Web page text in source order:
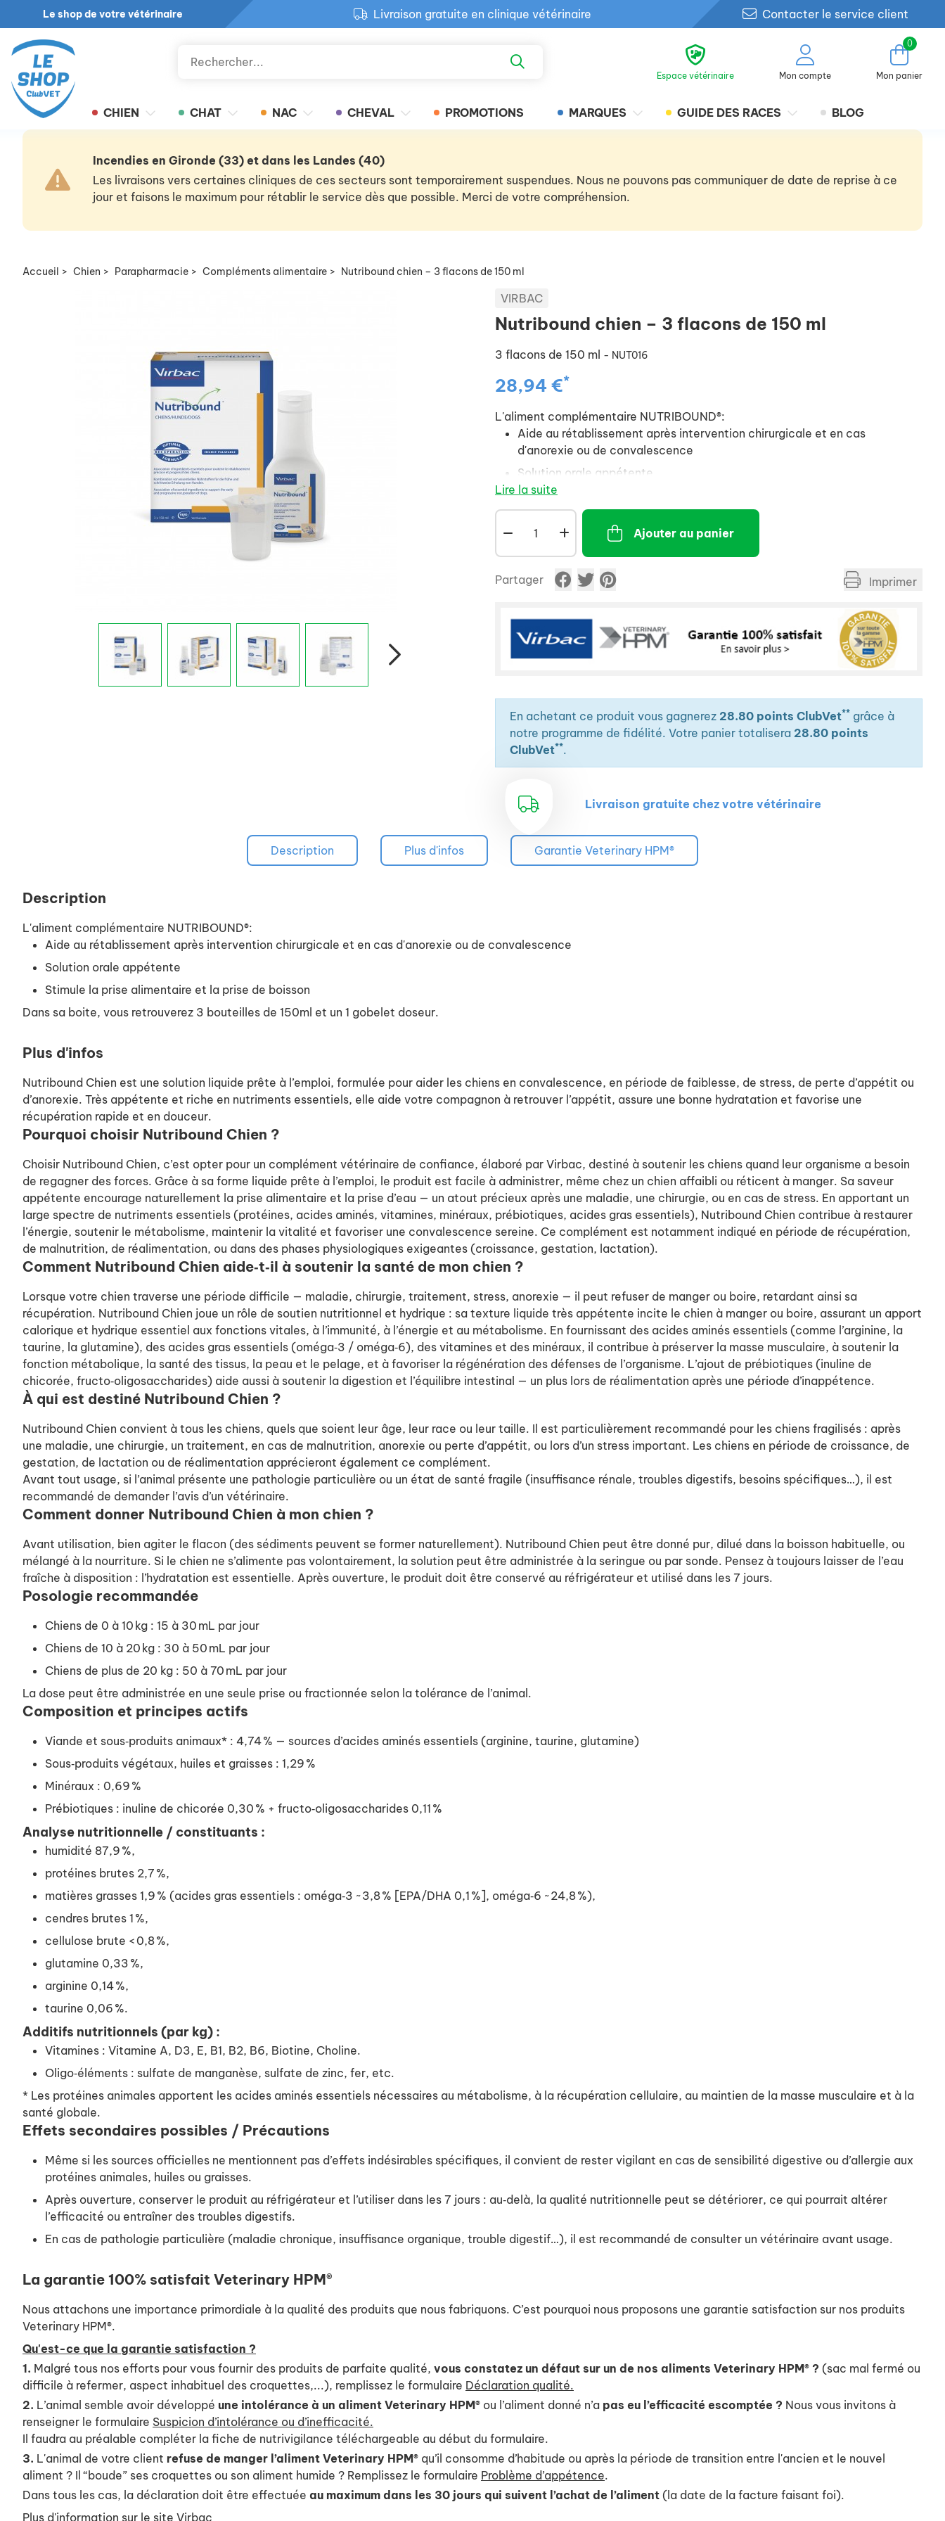
Le shop de votre vétérinaire
Livraison gratuite en clinique vétérinaire
Retour produit gratuit en clinique
Contacter le service client
Espace vétérinaire Mon compte
0
Mon panier
CHIEN CHAT NAC CHEVAL PROMOTIONS MARQUES GUIDE DES RACES BLOG
Incendies en Gironde (33) et dans les Landes (40)
Les livraisons vers certaines cliniques de ces secteurs sont temporairement suspendues. Nous ne pouvons pas communiquer de date de reprise à ce
jour et faisons le maximum pour rétablir le service dès que possible. Merci de votre compréhension.
Accueil > Chien > Parapharmacie > Compléments alimentaire > Nutribound chien – 3 flacons de 150 ml
VIRBAC
Nutribound chien – 3 flacons de 150 ml
3 flacons de 150 ml - NUT016
28,94 €*
L'aliment complémentaire NUTRIBOUND®:
Aide au rétablissement après intervention chirurgicale et en cas
d'anorexie ou de convalescence
Solution orale appétente
Stimule la prise alimentaire et la prise de boisson
Dans sa boite, vous retrouverez 3 bouteilles de 150ml et un 1 gobelet doseur.
Lire la suite
Ajouter au panier
Partager Imprimer
En achetant ce produit vous gagnerez 28.80 points ClubVet** grâce à
notre programme de fidélité. Votre panier totalisera 28.80 points
ClubVet**.
Livraison gratuite chez votre vétérinaire
Description Plus d'infos Garantie Veterinary HPM®
Description
L'aliment complémentaire NUTRIBOUND®:
Aide au rétablissement après intervention chirurgicale et en cas d'anorexie ou de convalescence
Solution orale appétente
Stimule la prise alimentaire et la prise de boisson
Dans sa boite, vous retrouverez 3 bouteilles de 150ml et un 1 gobelet doseur.
Plus d'infos
Nutribound Chien est une solution liquide prête à l’emploi, formulée pour aider les chiens en convalescence, en période de faiblesse, de stress, de perte d’appétit ou
d’anorexie. Très appétente et riche en nutriments essentiels, elle aide votre compagnon à retrouver l’appétit, assure une bonne hydratation et favorise une
récupération rapide et en douceur.
Pourquoi choisir Nutribound Chien ?
Choisir Nutribound Chien, c’est opter pour un complément vétérinaire de confiance, élaboré par Virbac, destiné à soutenir les chiens quand leur organisme a besoin
de regagner des forces. Grâce à sa forme liquide prête à l’emploi, le produit est facile à administrer, même chez un chien affaibli ou réticent à manger. Sa saveur
appétente encourage naturellement la prise alimentaire et la prise d’eau — un atout précieux après une maladie, une chirurgie, ou en cas de stress. En apportant un
large spectre de nutriments essentiels (protéines, acides aminés, vitamines, minéraux, prébiotiques, acides gras essentiels), Nutribound Chien contribue à restaurer
l’énergie, soutenir le métabolisme, maintenir la vitalité et favoriser une convalescence sereine. Ce complément est notamment indiqué en période de récupération,
de malnutrition, de réalimentation, ou dans des phases physiologiques exigeantes (croissance, gestation, lactation).
Comment Nutribound Chien aide‑t‑il à soutenir la santé de mon chien ?
Lorsque votre chien traverse une période difficile — maladie, chirurgie, traitement, stress, anorexie — il peut refuser de manger ou boire, retardant ainsi sa
récupération. Nutribound Chien joue un rôle de soutien nutritionnel et hydrique : sa texture liquide très appétente incite le chien à manger ou boire, assurant un apport
calorique et hydrique essentiel aux fonctions vitales, à l’immunité, à l’énergie et au métabolisme. En fournissant des acides aminés essentiels (comme l’arginine, la
taurine, la glutamine), des acides gras essentiels (oméga‑3 / oméga‑6), des vitamines et des minéraux, il contribue à préserver la masse musculaire, à soutenir la
fonction métabolique, la santé des tissus, la peau et le pelage, et à favoriser la régénération des défenses de l’organisme. L’ajout de prébiotiques (inuline de
chicorée, fructo‑oligosaccharides) aide aussi à soutenir la digestion et l’équilibre intestinal — un plus lors de réalimentation après une période d’inappétence.
À qui est destiné Nutribound Chien ?
Nutribound Chien convient à tous les chiens, quels que soient leur âge, leur race ou leur taille. Il est particulièrement recommandé pour les chiens fragilisés : après
une maladie, une chirurgie, un traitement, en cas de malnutrition, anorexie ou perte d’appétit, ou lors d’un stress important. Les chiens en période de croissance, de
gestation, de lactation ou de réalimentation apprécieront également ce complément.
Avant tout usage, si l’animal présente une pathologie particulière ou un état de santé fragile (insuffisance rénale, troubles digestifs, besoins spécifiques…), il est
recommandé de demander l’avis d’un vétérinaire.
Comment donner Nutribound Chien à mon chien ?
Avant utilisation, bien agiter le flacon (des sédiments peuvent se former naturellement). Nutribound Chien peut être donné pur, dilué dans la boisson habituelle, ou
mélangé à la nourriture. Si le chien ne s’alimente pas volontairement, la solution peut être administrée à la seringue ou par sonde. Pensez à toujours laisser de l’eau
fraîche à disposition : l’hydratation est essentielle. Après ouverture, le produit doit être conservé au réfrigérateur et utilisé dans les 7 jours.
Posologie recommandée
Chiens de 0 à 10 kg : 15 à 30 mL par jour
Chiens de 10 à 20 kg : 30 à 50 mL par jour
Chiens de plus de 20 kg : 50 à 70 mL par jour
La dose peut être administrée en une seule prise ou fractionnée selon la tolérance de l’animal.
Composition et principes actifs
Viande et sous‑produits animaux* : 4,74 % — sources d’acides aminés essentiels (arginine, taurine, glutamine)
Sous‑produits végétaux, huiles et graisses : 1,29 %
Minéraux : 0,69 %
Prébiotiques : inuline de chicorée 0,30 % + fructo‑oligosaccharides 0,11 %
Analyse nutritionnelle / constituants :
humidité 87,9 %,
protéines brutes 2,7 %,
matières grasses 1,9 % (acides gras essentiels : oméga‑3 ~ 3,8 % [EPA/DHA 0,1 %], oméga‑6 ~ 24,8 %),
cendres brutes 1 %,
cellulose brute < 0,8 %,
glutamine 0,33 %,
arginine 0,14 %,
taurine 0,06 %.
Additifs nutritionnels (par kg) :
Vitamines : Vitamine A, D3, E, B1, B2, B6, Biotine, Choline.
Oligo‑éléments : sulfate de manganèse, sulfate de zinc, fer, etc.
* Les protéines animales apportent les acides aminés essentiels nécessaires au métabolisme, à la récupération cellulaire, au maintien de la masse musculaire et à la
santé globale.
Effets secondaires possibles / Précautions
Même si les sources officielles ne mentionnent pas d’effets indésirables spécifiques, il convient de rester vigilant en cas de sensibilité digestive ou d’allergie aux
protéines animales, huiles ou graisses.
Après ouverture, conserver le produit au réfrigérateur et l’utiliser dans les 7 jours : au‑delà, la qualité nutritionnelle peut se détériorer, ce qui pourrait altérer
l’efficacité ou entraîner des troubles digestifs.
En cas de pathologie particulière (maladie chronique, insuffisance organique, trouble digestif…), il est recommandé de consulter un vétérinaire avant usage.
La garantie 100% satisfait Veterinary HPM®
Nous attachons une importance primordiale à la qualité des produits que nous fabriquons. C’est pourquoi nous proposons une garantie satisfaction sur nos produits
Veterinary HPM®.
Qu'est-ce que la garantie satisfaction ?
1. Malgré tous nos efforts pour vous fournir des produits de parfaite qualité, vous constatez un défaut sur un de nos aliments Veterinary HPM® ? (sac mal fermé ou
difficile à refermer, aspect inhabituel des croquettes,...), remplissez le formulaire Déclaration qualité.
2. L’animal semble avoir développé une intolérance à un aliment Veterinary HPM® ou l’aliment donné n’a pas eu l’efficacité escomptée ? Nous vous invitons à
renseigner le formulaire Suspicion d’intolérance ou d’inefficacité.
Il faudra au préalable compléter la fiche de nutrivigilance téléchargeable au début du formulaire.
3. L'animal de votre client refuse de manger l’aliment Veterinary HPM® qu’il consomme d’habitude ou après la période de transition entre l'ancien et le nouvel
aliment ? Il “boude” ses croquettes ou son aliment humide ? Remplissez le formulaire Problème d’appétence.
Dans tous les cas, la déclaration doit être effectuée au maximum dans les 30 jours qui suivent l’achat de l’aliment (la date de la facture faisant foi).
Plus d'information sur le site Virbac